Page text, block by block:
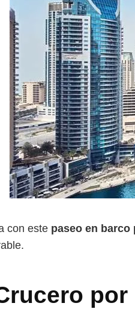
con este paseo en barco